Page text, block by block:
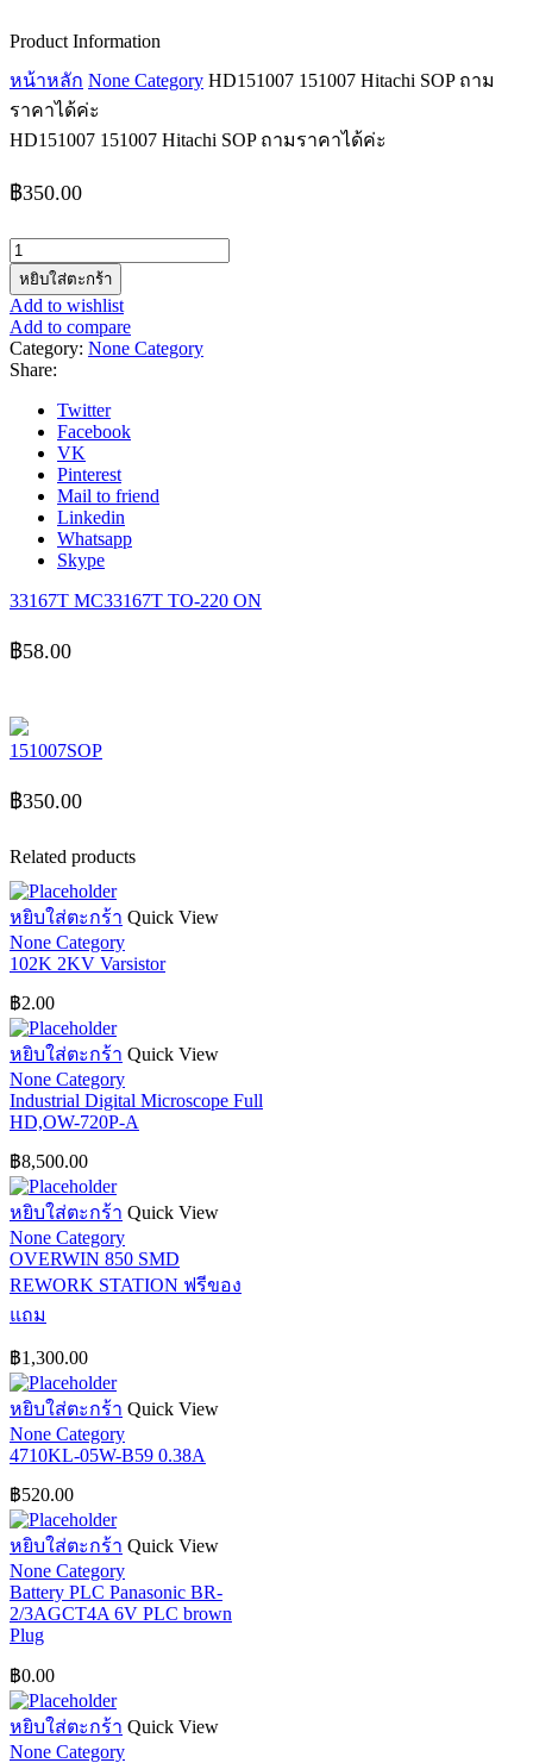
Product Information
หน้าหลัก None Category HD151007 151007 Hitachi SOP ถาม
ราคาได้ค่ะ
HD151007 151007 Hitachi SOP ถามราคาได้ค่ะ
฿350.00
จำนวน
HD151007
151007
Hitachi
SOP
ถาม
หยิบใส่ตะกร้า
Add to wishlist
Add to compare
Category: None Category
Share:
Twitter
Facebook
VK
Pinterest
Mail to friend
Linkedin
Whatsapp
Skype
33167T MC33167T TO-220 ON
฿58.00
151007SOP
฿350.00
Related products
หยิบใส่ตะกร้า Quick View
None Category
102K 2KV Varsistor
฿2.00
หยิบใส่ตะกร้า Quick View
None Category
Industrial Digital Microscope Full
HD,OW-720P-A
฿8,500.00
หยิบใส่ตะกร้า Quick View
None Category
OVERWIN 850 SMD
REWORK STATION ฟรีของ
แถม
฿1,300.00
หยิบใส่ตะกร้า Quick View
None Category
4710KL-05W-B59 0.38A
฿520.00
หยิบใส่ตะกร้า Quick View
None Category
Battery PLC Panasonic BR-
2/3AGCT4A 6V PLC brown
Plug
฿0.00
หยิบใส่ตะกร้า Quick View
None Category